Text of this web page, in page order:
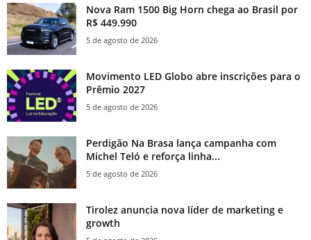
Nova Ram 1500 Big Horn chega ao Brasil por
R$ 449.990
5 de agosto de 2026
Movimento LED Globo abre inscrições para o
Prêmio 2027
5 de agosto de 2026
Perdigão Na Brasa lança campanha com
Michel Teló e reforça linha...
5 de agosto de 2026
Tirolez anuncia nova líder de marketing e
growth